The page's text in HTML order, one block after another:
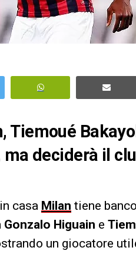
Tiemoué
deciderà il
casa Milan tiene
Gonzalo Higuain e
un giocatore